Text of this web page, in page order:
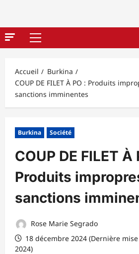
Menu
Accueil
Burkina
COUP DE FILET À PO : Produits
sanctions imminentes
Burkina Société
COUP DE FILET À
Produits
sanctions
Rose Marie Segrado
18 décembre 2024 (Dernière
2024)